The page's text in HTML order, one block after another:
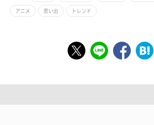
アニメ 思い出 トレンド